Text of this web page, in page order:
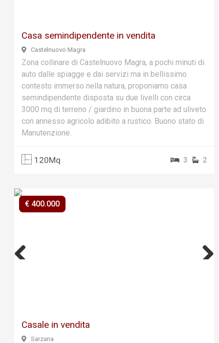
Casa semindipendente in vendita
Castelnuovo Magra
Zona collinare di Castelnuovo Magra, a pochi minuti di
auto dalle spiagge e dai servizi ma in bellissimo
contesto immerso nella natura, proponiamo casa
semindipendente disposta su due livelli con circa
3000 mq di terreno / giardino in buona parte ad uliveto
con annesso agricolo adibito a rustico. Buono stato di
Manutenzione.
120Mq 3 2
€ 400.000
Casale in vendita
Sarzana